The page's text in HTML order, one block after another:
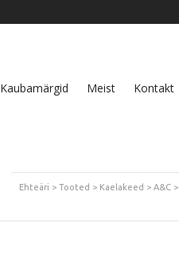
Kaubamärgid Meist Kontakt
Ehteäri > Tooted > Kaelakeed > A&C >